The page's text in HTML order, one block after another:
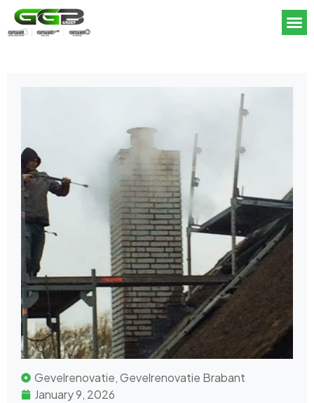
Gevelrenovatie,Gevelrenovatie Brabant
January 9, 2026